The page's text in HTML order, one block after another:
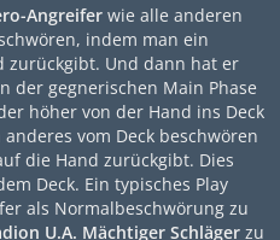
Angreifer wie alle anderen
indem man ein
zurückgibt. Und dann hat er
der gegnerischen Main Phase
höher von der Hand ins Deck
vom Deck beschwören
die Hand zurückgibt. Dies
Deck. Ein typisches Play
als Normalbeschwörung zu
U.A. Mächtiger Schläger zu